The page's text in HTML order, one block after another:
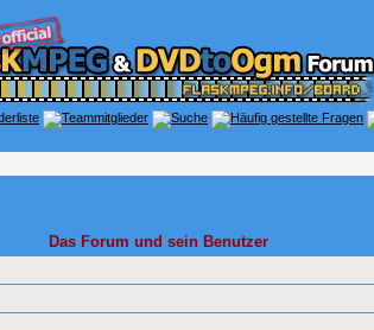
Das Forum und sein Benutzer